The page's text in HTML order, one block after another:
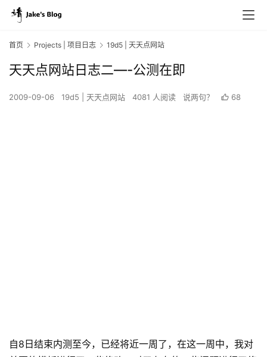
首页 Projects | 项目日志 19d5 | 天天点网站
天天点网站日志二—-公测在即
2009-09-06 19d5 | 天天点网站 4081 人阅读 说两句？ 68
自8日结束内测至今，已经将近一周了，在这一周中，我对